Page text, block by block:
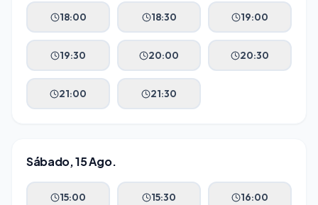
18:00 18:30 19:00
19:30 20:00 20:30
21:00 21:30
Sábado, 15 Ago.
15:00 15:30 16:00